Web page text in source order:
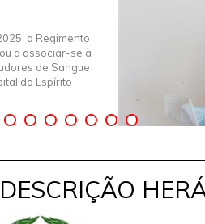
o Regimento
a associar-se à
de Sangue
do Espírito